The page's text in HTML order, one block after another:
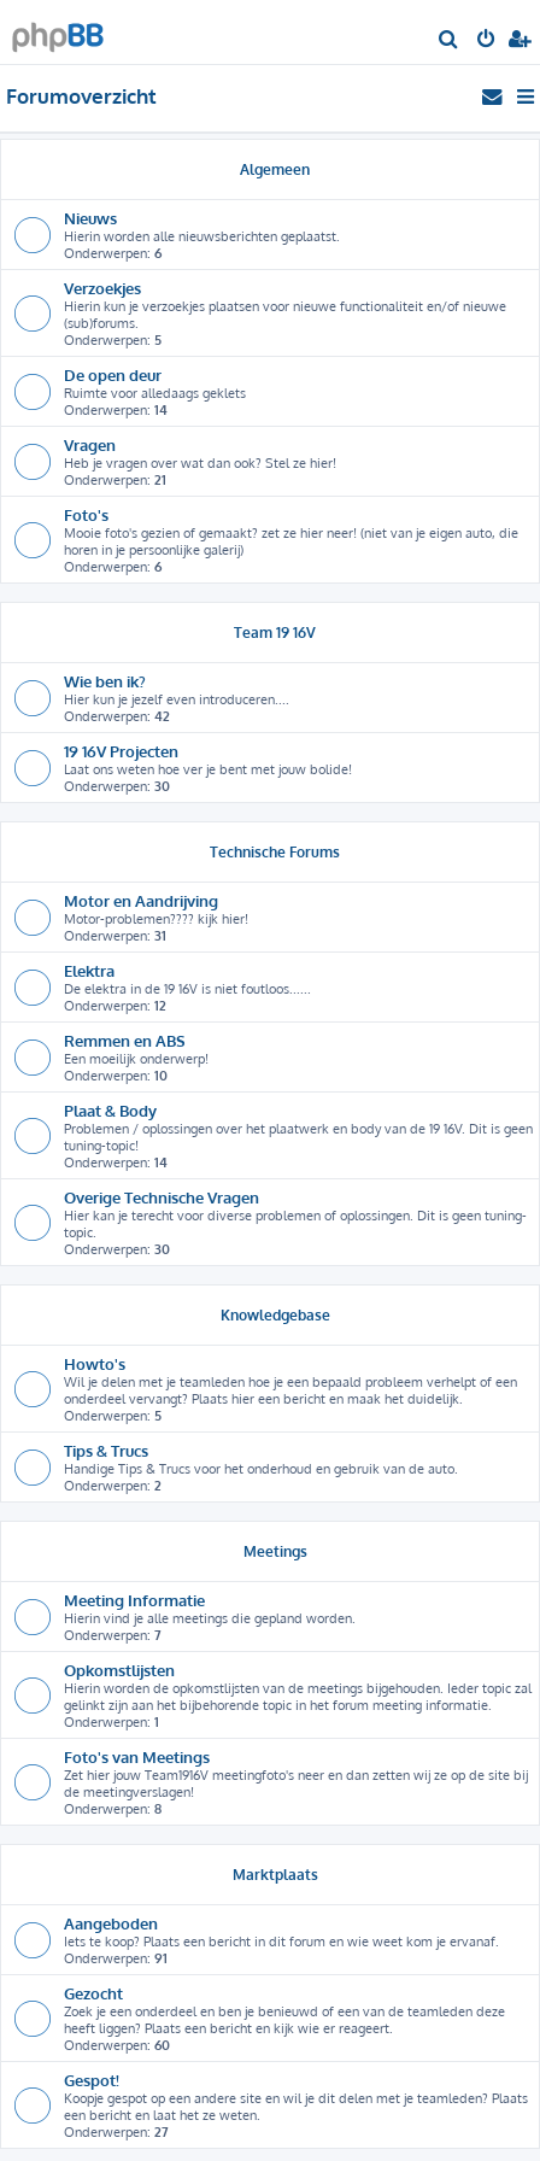
o
Forumoverzicht
Algemeen
Nieuws
Hierin worden alle nieuwsberichten geplaatst.
Onderwerpen: 6
Verzoekjes
Hierin kun je verzoekjes plaatsen voor nieuwe functionaliteit en/of nieuwe
(sub)forums.
Onderwerpen: 5
De open deur
Ruimte voor alledaags geklets
Onderwerpen: 14
Vragen
Heb je vragen over wat dan ook? Stel ze hier!
Onderwerpen: 21
Foto's
Mooie foto's gezien of gemaakt? zet ze hier neer! (niet van je eigen auto, die
horen in je persoonlijke galerij)
Onderwerpen: 6
Team 19 16V
Wie ben ik?
Hier kun je jezelf even introduceren....
Onderwerpen: 42
19 16V Projecten
Laat ons weten hoe ver je bent met jouw bolide!
Onderwerpen: 30
Technische Forums
Motor en Aandrijving
Motor-problemen???? kijk hier!
Onderwerpen: 31
Elektra
De elektra in de 19 16V is niet foutloos......
Onderwerpen: 12
Remmen en ABS
Een moeilijk onderwerp!
Onderwerpen: 10
Plaat & Body
Problemen / oplossingen over het plaatwerk en body van de 19 16V. Dit is geen
tuning-topic!
Onderwerpen: 14
Overige Technische Vragen
Hier kan je terecht voor diverse problemen of oplossingen. Dit is geen tuning-
topic.
Onderwerpen: 30
Knowledgebase
Howto's
Wil je delen met je teamleden hoe je een bepaald probleem verhelpt of een
onderdeel vervangt? Plaats hier een bericht en maak het duidelijk.
Onderwerpen: 5
Tips & Trucs
Handige Tips & Trucs voor het onderhoud en gebruik van de auto.
Onderwerpen: 2
Meetings
Meeting Informatie
Hierin vind je alle meetings die gepland worden.
Onderwerpen: 7
Opkomstlijsten
Hierin worden de opkomstlijsten van de meetings bijgehouden. Ieder topic zal
gelinkt zijn aan het bijbehorende topic in het forum meeting informatie.
Onderwerpen: 1
Foto's van Meetings
Zet hier jouw Team1916V meetingfoto's neer en dan zetten wij ze op de site bij
de meetingverslagen!
Onderwerpen: 8
Marktplaats
Aangeboden
Iets te koop? Plaats een bericht in dit forum en wie weet kom je ervanaf.
Onderwerpen: 91
Gezocht
Zoek je een onderdeel en ben je benieuwd of een van de teamleden deze
heeft liggen? Plaats een bericht en kijk wie er reageert.
Onderwerpen: 60
Gespot!
Koopje gespot op een andere site en wil je dit delen met je teamleden? Plaats
een bericht en laat het ze weten.
Onderwerpen: 27